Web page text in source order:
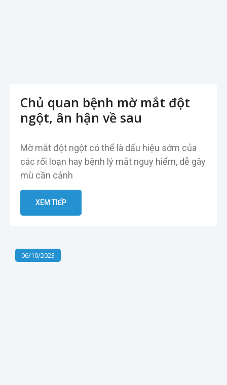
Chủ quan bệnh mờ mắt đột
ngột, ân hận về sau
Mờ mắt đột ngột có thể là dấu hiệu sớm của
các rối loạn hay bệnh lý mắt nguy hiểm, dễ gây
mù cần cảnh
XEM TIẾP
06/10/2023